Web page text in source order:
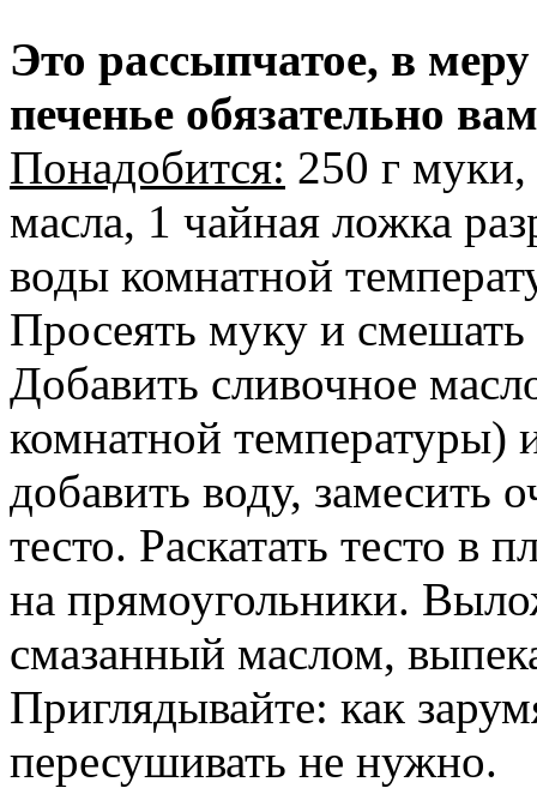
Это рассыпчатое, в
печенье обязательно
Понадобится: 250 г муки,
масла, 1 чайная ложка
воды комнатной
Просеять муку и смешать
Добавить сливочное
комнатной температуры)
добавить воду, замесить
тесто. Раскатать тесто в
на прямоугольники.
смазанный маслом,
Приглядывайте: как
пересушивать не нужно.